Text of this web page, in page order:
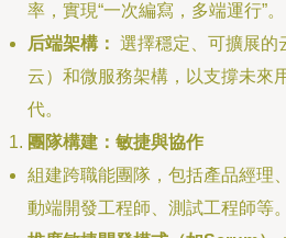
率，實現“一次編寫，多端運行”。
后端架構： 選擇穩定、可擴展的
云）和微服務架構，以支撐未來
代。
團隊構建：敏捷與協作
組建跨職能團隊，包括產品經理
動端開發工程師、測試工程師等。